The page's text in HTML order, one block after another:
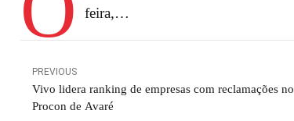
feira,…
PREVIOUS
Vivo lidera ranking de empresas com reclamações no
Procon de Avaré